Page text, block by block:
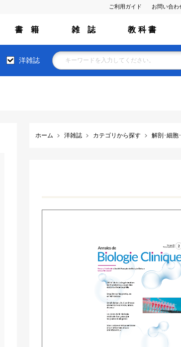
ご利用ガイド お問い合わ
書 籍 雑 誌 教 科 書
洋雑誌
ホーム 洋雑誌 カテゴリから探す 解剖･細胞